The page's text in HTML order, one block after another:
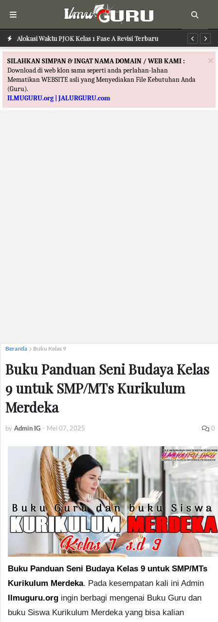
Alokasi Waktu PJOK Kelas 1 Fase A Revisi Terbaru
Alokasi Waktu PAI Kelas 1 Fase A Revisi Terbaru
×
SILAHKAN SIMPAN & INGAT NAMA DOMAIN / WEB KAMI :
Download di web klon sama seperti anda perlahan-lahan
Mematikan WEBSITE asli yang Menyediakan File Kebutuhan Anda
(Guru).
ILMUGURU.org | JALURGURU.com
Beranda Buku Kelas 9
Buku Panduan Seni Budaya Kelas
9 untuk SMP/MTs Kurikulum
Merdeka
by Admin IG - Mei 07, 2025 0
Buku Panduan Seni Budaya Kelas 9 untuk SMP/MTs
Kurikulum Merdeka. Pada kesempatan kali ini Admin
Ilmuguru.org ingin berbagi mengenai Buku Guru dan
buku Siswa Kurikulum Merdeka yang bisa kalian